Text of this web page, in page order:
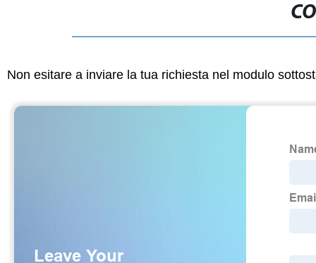
Non esitare a inviare la tua richiesta nel modulo